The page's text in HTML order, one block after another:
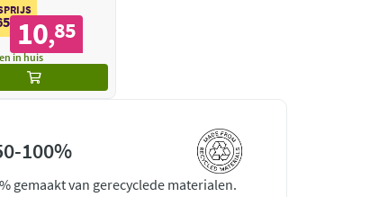
10,85
in huis
100%
gemaakt van gerecyclede materialen.